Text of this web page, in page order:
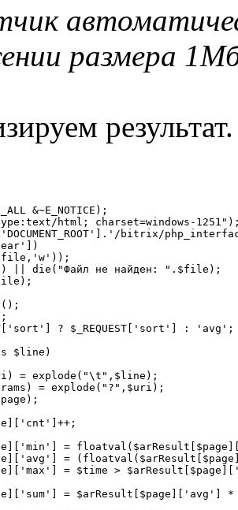
размера
&~E_NOTICE);
html; charset=windows-
bitrix/
|| die("Файл не найден: ".$file);
? $_REQUEST['sort'] : 'avg';
$line)
= explode("\t",$line);
= explode("?",$uri);
=
=
= $time >
= $arResult[$page]['avg']